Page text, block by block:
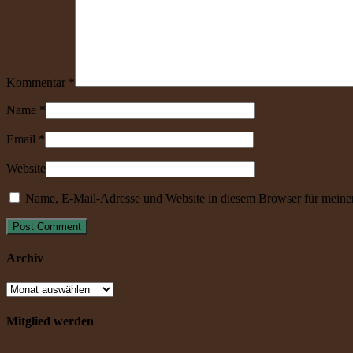
Kommentar *
Name *
Email *
Website
Name, E-Mail-Adresse und Website in diesem Browser für
Archiv
Mitglied werden